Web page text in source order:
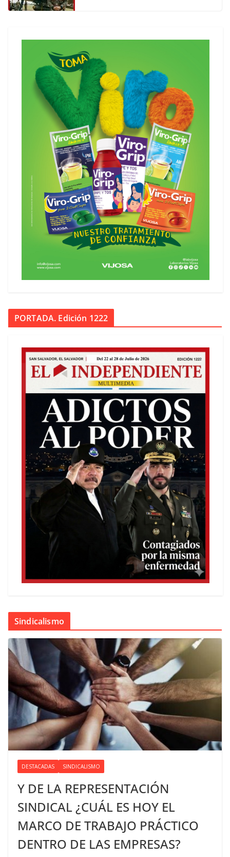
PORTADA. Edición 1222
Sindicalismo
DESTACADAS SINDICALISMO
Y DE LA REPRESENTACIÓN
SINDICAL ¿CUÁL ES HOY EL
MARCO DE TRABAJO PRÁCTICO
DENTRO DE LAS EMPRESAS?